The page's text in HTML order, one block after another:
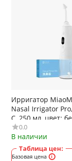
Ирригатор
Nasal Irrigator
C, 250 мл, цвет:
0.0
В наличии
Таблица цен:
Базовая цена